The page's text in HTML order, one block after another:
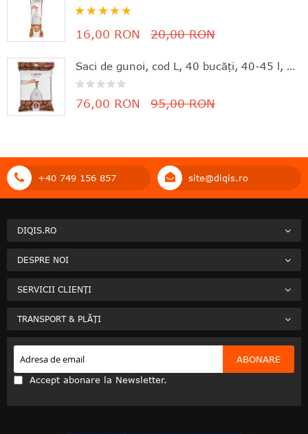
Rating:
16,00 RON 20,00 RON
Saci de gunoi, cod L, 40 bucăţi, 40-45 l, Brabantia - 8710755138645
76,00 RON 95,00 RON
+40 749 156 857 site@diqis.ro
DIQIS.RO
DESPRE NOI
SERVICII CLIENȚI
TRANSPORT & PLĂȚI
ABONARE
Accept abonare la Newsletter.